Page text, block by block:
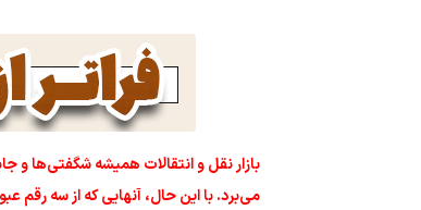
بازار نقل‌ و انتقالات همیشه شگفتی‌ها و
می‌برد. با این حال، آنهایی که از سه رقم